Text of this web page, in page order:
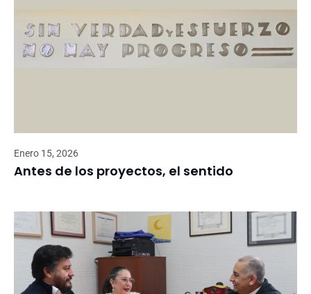
Enero 15, 2026
Antes de los proyectos, el sentido